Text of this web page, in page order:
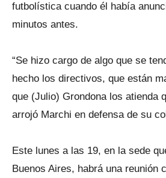
futbolística cuando él había
minutos antes.
“Se hizo cargo de algo que se
hecho los directivos, que están
que (Julio) Grondona los atienda
arrojó Marchi en defensa de su
Este lunes a las 19, en la sede
Buenos Aires, habrá una reunión